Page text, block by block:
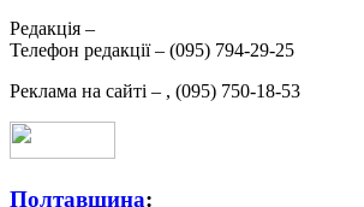
Редакція –
Телефон редакції – (095) 794-29-25
Реклама на сайті – , (095) 750-18-53
Полтавщина: